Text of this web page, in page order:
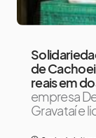
de
reais em
empresa
Gravataí e